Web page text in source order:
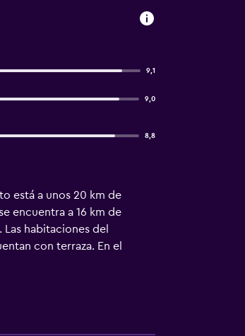
9,1
9,0
8,8
está a unos 20 km de
encuentra a 16 km de
habitaciones del
con terraza. En el
km del alojamiento, y